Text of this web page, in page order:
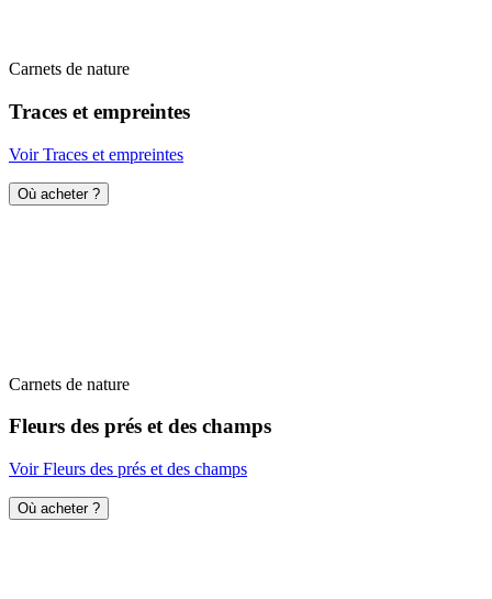
Carnets de nature
Traces et empreintes
Voir Traces et empreintes
Où acheter ?
Carnets de nature
Fleurs des prés et des champs
Voir Fleurs des prés et des champs
Où acheter ?